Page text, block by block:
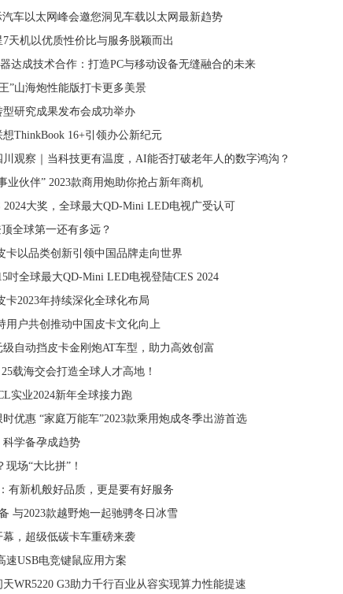
车以太网峰会邀您洞见车载以太网最新趋势
天机以优质性价比与服务脱颖而出
达成技术合作：打造PC与移动设备无缝融合的未来
”山海炮性能版打卡更多美景
研究成果发布会成功举办
ThinkBook 16+引领办公新纪元
川观察｜当科技更有温度，AI能否打破老年人的数字鸿沟？
业伙伴” 2023款商用炮助你抢占新年商机
2024大奖，全球最大QD-Mini LED电视广受认可
全球第一还有多远？
卡以品类创新引领中国品牌走向世界
吋全球最大QD-Mini LED电视登陆CES 2024
卡2023年持续深化全球化布局
用户共创推动中国皮卡文化向上
自动挡皮卡金刚炮AT车型，助力高效创富
载海交会打造全球人才高地！
实业2024新年全球接力跑
时优惠 “家庭万能车”2023款乘用炮成冬季出游首选
学备孕成趋势
场“大比拼”！
有新机般好品质，更是要有好服务
与2023款越野炮一起驰骋冬日冰雪
，超级低碳卡车重磅来袭
速USB电竞键鼠应用方案
WR5220 G3助力千行百业从容实现算力性能提速